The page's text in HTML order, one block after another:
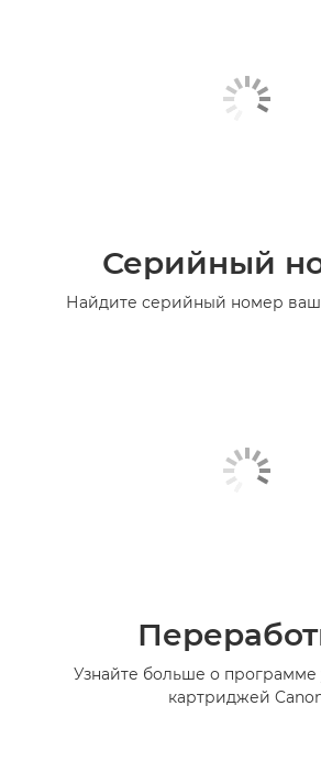
Серийный
Найдите серийный номер
Узнайте больше о программе
картриджей